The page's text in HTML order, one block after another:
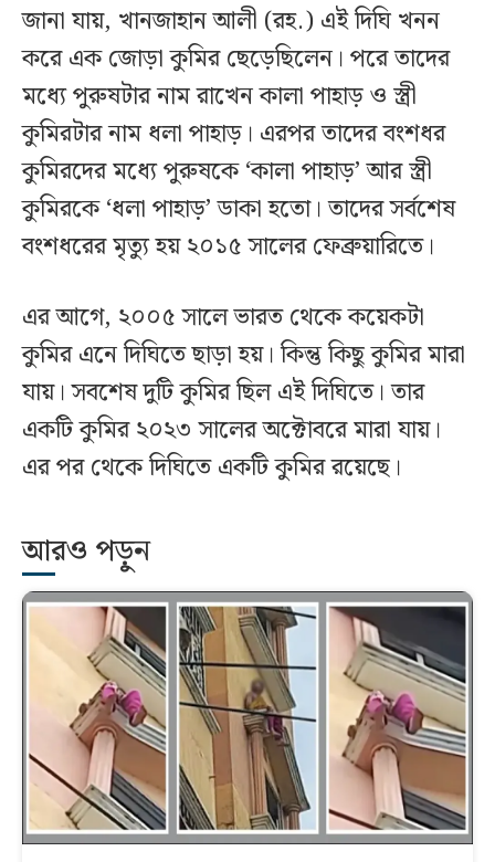
জানা যায়, খানজাহান আলী (রহ.) এই দিঘি খনন
করে এক জোড়া কুমির ছেড়েছিলেন। পরে তাদের
মধ্যে পুরুষটার নাম রাখেন কালা পাহাড় ও স্ত্রী
কুমিরটার নাম ধলা পাহাড়। এরপর তাদের বংশধর
কুমিরদের মধ্যে পুরুষকে ‘কালা পাহাড়’ আর স্ত্রী
কুমিরকে ‘ধলা পাহাড়’ ডাকা হতো। তাদের সর্বশেষ
বংশধরের মৃত্যু হয় ২০১৫ সালের ফেব্রুয়ারিতে।
এর আগে, ২০০৫ সালে ভারত থেকে কয়েকটা
কুমির এনে দিঘিতে ছাড়া হয়। কিন্তু কিছু কুমির মারা
যায়। সবশেষ দুটি কুমির ছিল এই দিঘিতে। তার
একটি কুমির ২০২৩ সালের অক্টোবরে মারা যায়।
এর পর থেকে দিঘিতে একটি কুমির রয়েছে।
আরও পড়ুন